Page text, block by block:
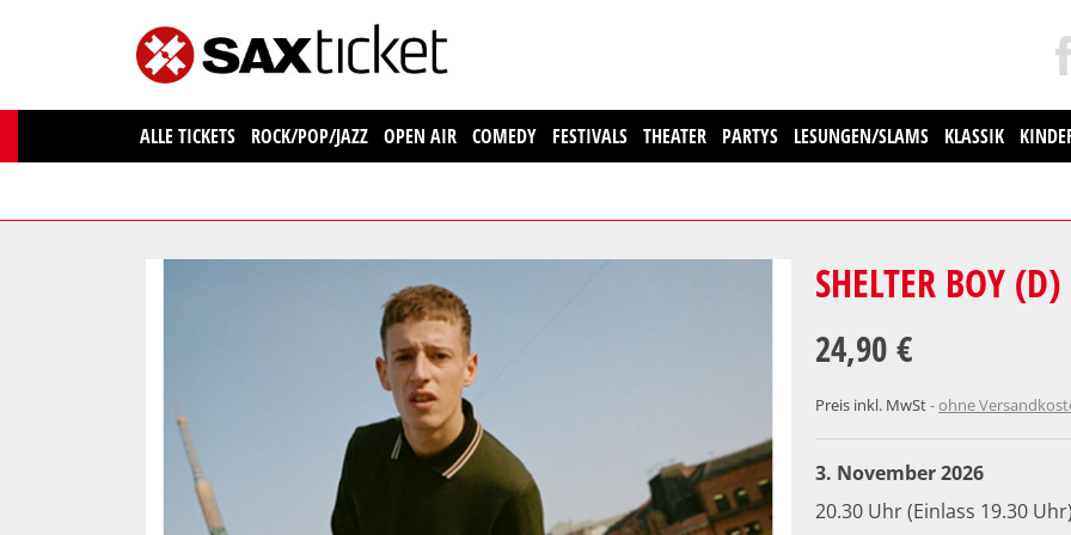
ALLE TICKETS ROCK/POP/JAZZ OPEN AIR COMEDY FESTIVALS THEATER PARTYS LESUNGEN/SLAMS KLASSIK
SHELTER BOY (D)
24,90 €
Preis inkl. MwSt ohne
3. November 2026
20.30 Uhr (Einlass 19.30 Uhr)